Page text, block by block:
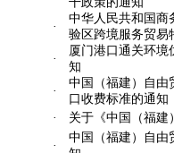
·
中华人民共和国商
验区跨境服务贸易
·
厦门港口通关环境
知
·
中国（福建）自由
口收费标准的通知
·
关于《中国（福建
·
中国（福建）自由